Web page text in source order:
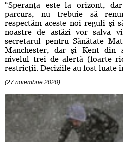
“Speranţa este la orizont,
parcurs, nu trebuie să
respectăm aceste noi reguli şi
noastre de astăzi vor salva
secretarul pentru Sănătate
Manchester, dar şi Kent din
nivelul trei de alertă (foarte
restricţii. Deciziile au fost luate
(27 noiembrie 2020)